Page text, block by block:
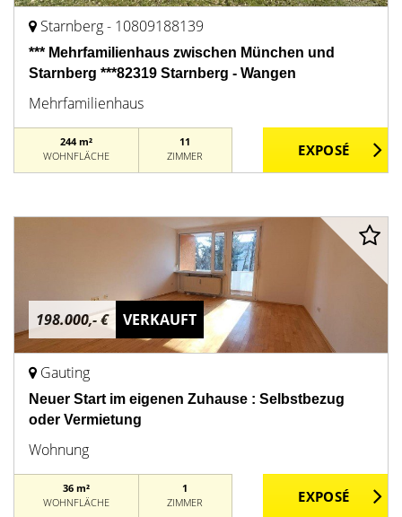
Starnberg - 10809188139
*** Mehrfamilienhaus zwischen München und
Starnberg ***82319 Starnberg - Wangen
Mehrfamilienhaus
244 m²
WOHNFLÄCHE
11
ZIMMER
198.000,- € VERKAUFT
Gauting
Neuer Start im eigenen Zuhause : Selbstbezug
oder Vermietung
Wohnung
36 m²
WOHNFLÄCHE
1
ZIMMER